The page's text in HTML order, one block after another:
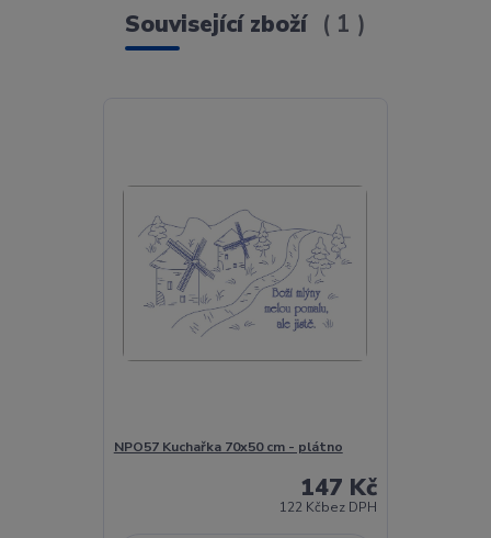
Související zboží 1
NPO57 Kuchařka 70x50 cm - plátno
147 Kč
122 Kčbez DPH